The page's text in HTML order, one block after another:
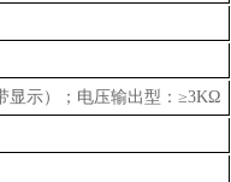
显示）；电压输出型：≥3KΩ